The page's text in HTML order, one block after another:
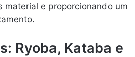
e proporcionando um
Ryoba, Kataba e